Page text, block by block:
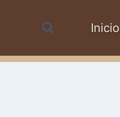
Inicio